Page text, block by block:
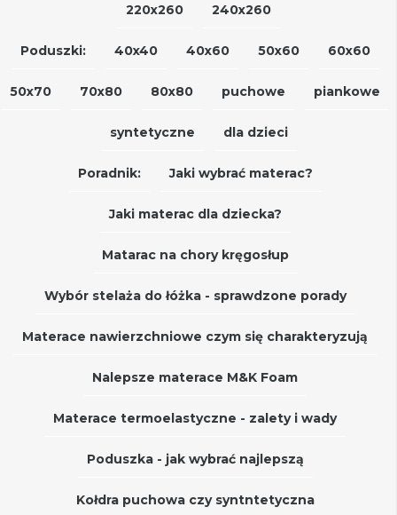
220x260 240x260
Poduszki: 40x40 40x60 50x60 60x60
50x70 70x80 80x80 puchowe piankowe
syntetyczne dla dzieci
Poradnik: Jaki wybrać materac?
Jaki materac dla dziecka?
Matarac na chory kręgosłup
Wybór stelaża do łóżka - sprawdzone porady
Materace nawierzchniowe czym się charakteryzują
Nalepsze materace M&K Foam
Materace termoelastyczne - zalety i wady
Poduszka - jak wybrać najlepszą
Kołdra puchowa czy syntntetyczna